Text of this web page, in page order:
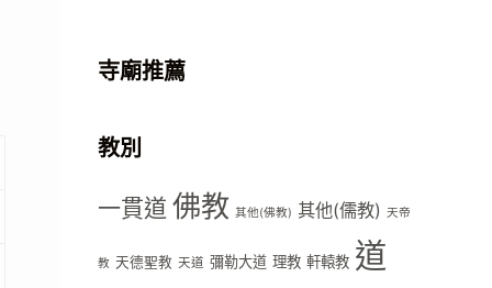
寺廟推薦
教別
一貫道 佛教 其他(佛教) 其他(儒教) 天帝
教 天德聖教 天道 彌勒大道 理教 軒轅教 道